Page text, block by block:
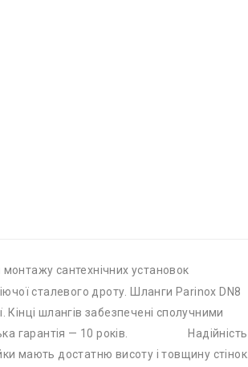
сантехнічних установок
сталевого дроту. Шланги Parinox DN8
шлангів забезпечені сполучними
гарантія — 10 років. Надійність
мають достатню висоту і товщину стінок.